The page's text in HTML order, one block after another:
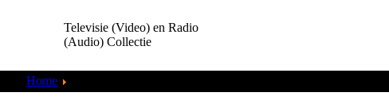
Televisie (Video) en Radio
(Audio) Collectie
Home